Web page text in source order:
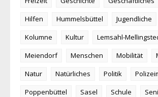
Hilfen
Hummelsbüttel Jugendliche
Kolumne
Kultur
Lemsahl-
Meiendorf
Menschen Mobilität
Natur
Natürliches Politik
Poppenbüttel
Sasel Schule